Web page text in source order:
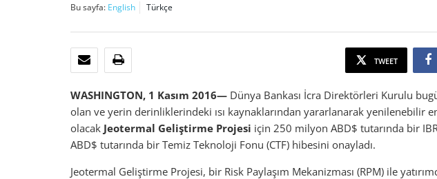
Bu sayfa: English Türkçe
E-POSTA TWEET
WASHINGTON, 1 Kasım 2016— Dünya Bankası İcra Direktörleri Kurulu
olan ve yerin derinliklerindeki ısı kaynaklarından yararlanarak yenilenebilir
olacak Jeotermal Geliştirme Projesi için 250 milyon ABD$ tutarında bir
ABD$ tutarında bir Temiz Teknoloji Fonu (CTF) hibesini onayladı.
Jeotermal Geliştirme Projesi, bir Risk Paylaşım Mekanizması (RPM) ile